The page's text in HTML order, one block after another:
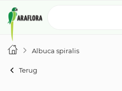
Albuca spiralis
Terug